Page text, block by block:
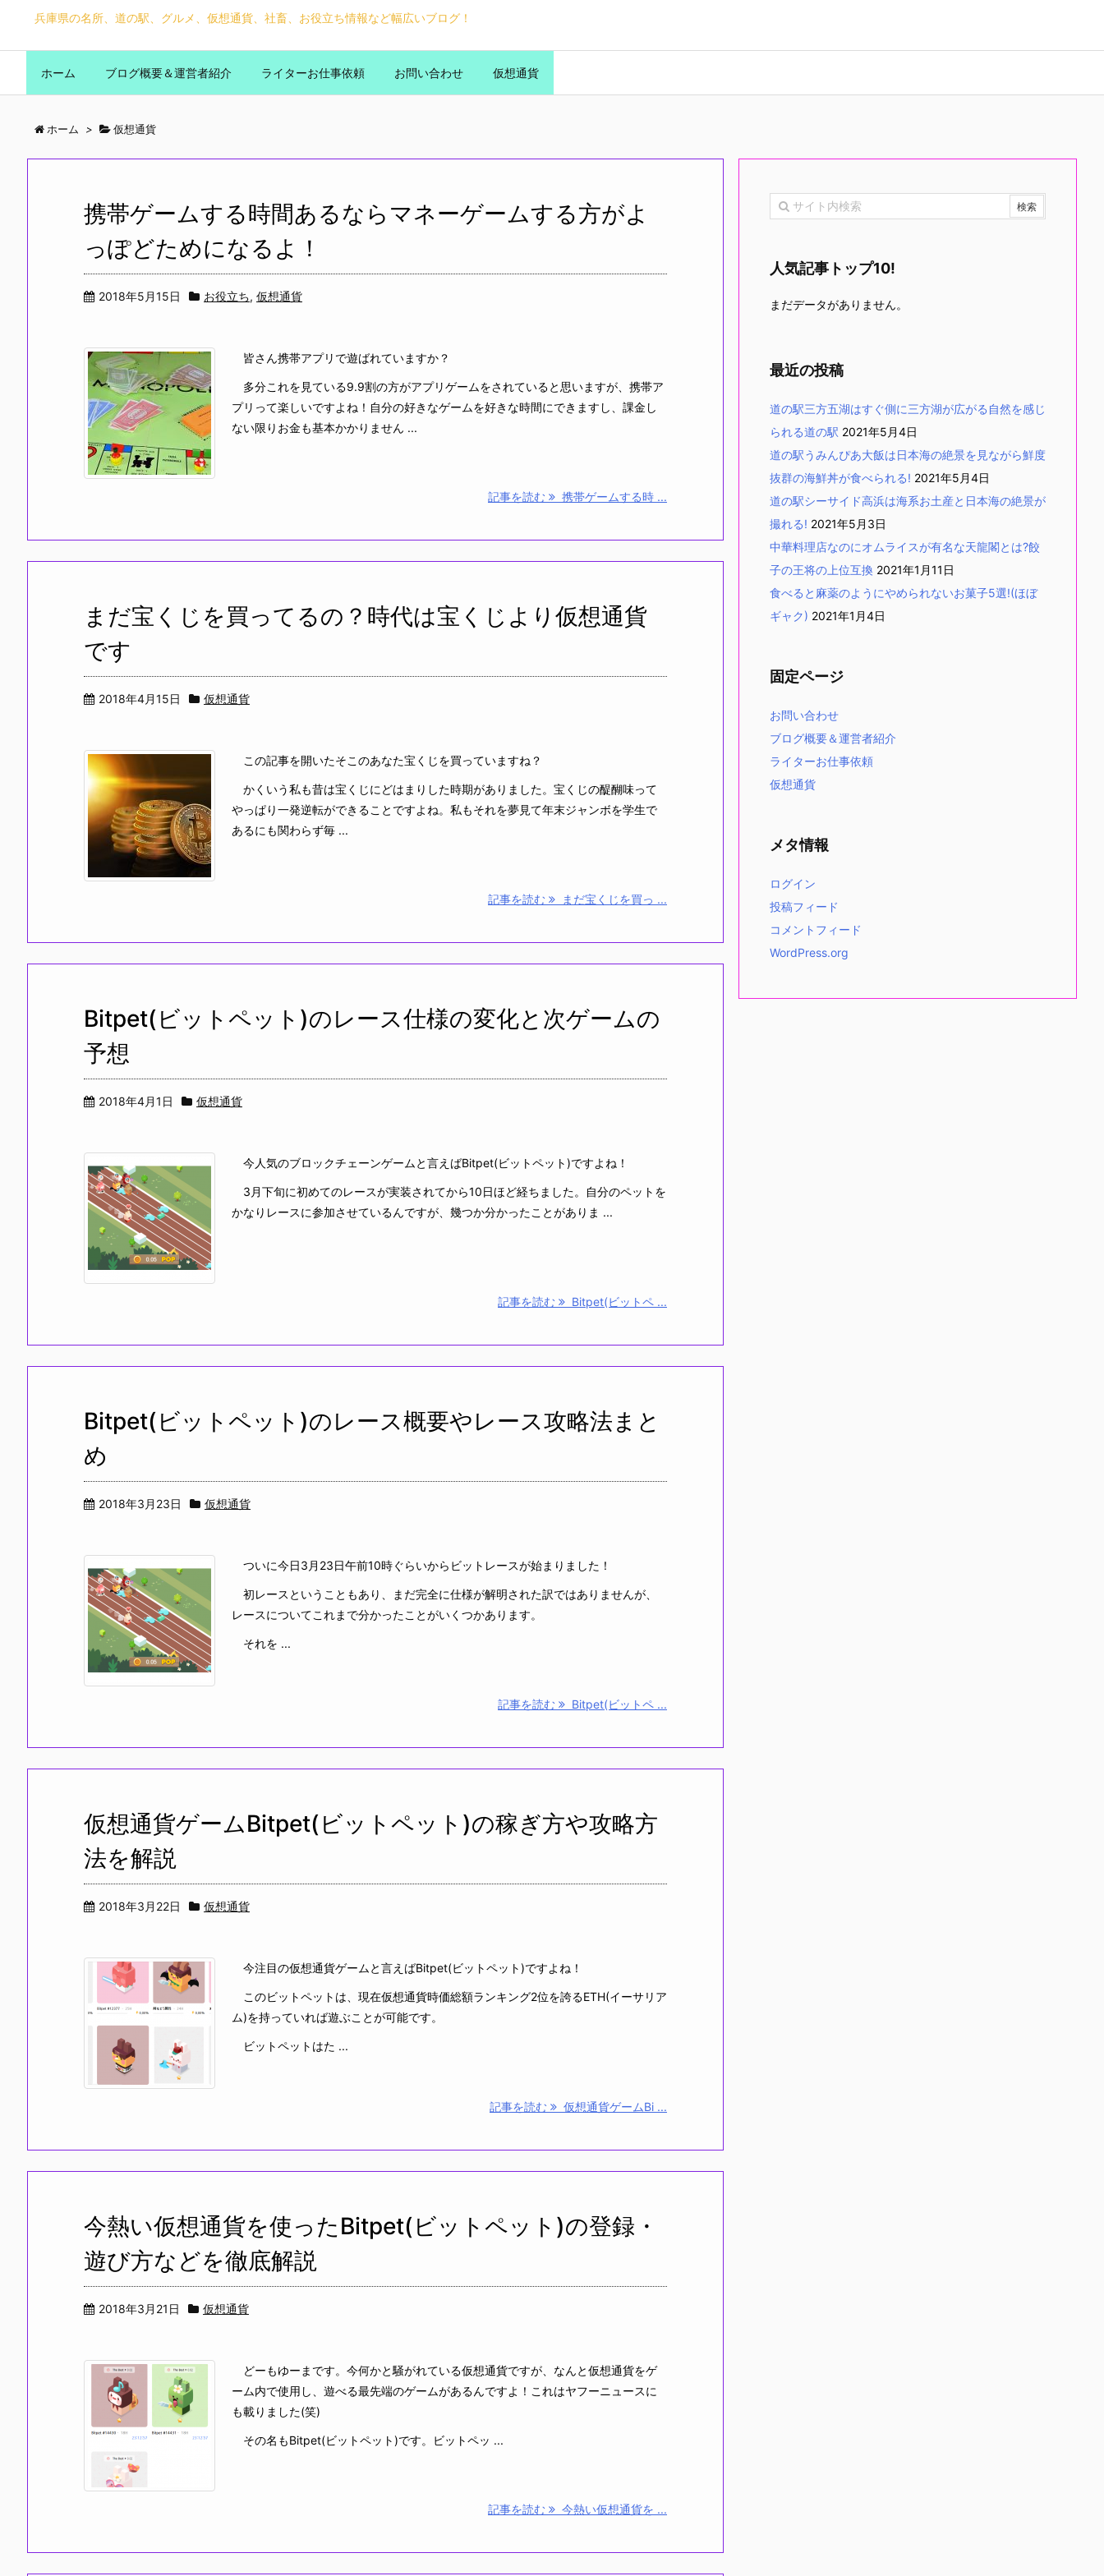
兵庫県の名所、道の駅、グルメ、仮想通貨、社畜、お役立ち情報など幅広いブログ！
ホーム ブログ概要＆運営者紹介 ライターお仕事依頼 お問い合わせ 仮想通貨
ホーム > 仮想通貨
携帯ゲームする時間あるならマネーゲームする方がよ
っぽどためになるよ！
2018年5月15日 お役立ち, 仮想通貨
皆さん携帯アプリで遊ばれていますか？
多分これを見ている9.9割の方がアプリゲームをされていると思いますが、携帯ア
プリって楽しいですよね！自分の好きなゲームを好きな時間にできますし、課金し
ない限りお金も基本かかりません ...
記事を読む 携帯ゲームする時 ...
まだ宝くじを買ってるの？時代は宝くじより仮想通貨
です
2018年4月15日 仮想通貨
この記事を開いたそこのあなた宝くじを買っていますね？
かくいう私も昔は宝くじにどはまりした時期がありました。宝くじの醍醐味って
やっぱり一発逆転ができることですよね。私もそれを夢見て年末ジャンボを学生で
あるにも関わらず毎 ...
記事を読む まだ宝くじを買っ ...
Bitpet(ビットペット)のレース仕様の変化と次ゲームの
予想
2018年4月1日 仮想通貨
今人気のブロックチェーンゲームと言えばBitpet(ビットペット)ですよね！
3月下旬に初めてのレースが実装されてから10日ほど経ちました。自分のペットを
かなりレースに参加させているんですが、幾つか分かったことがありま ...
記事を読む Bitpet(ビットペ ...
Bitpet(ビットペット)のレース概要やレース攻略法まと
め
2018年3月23日 仮想通貨
ついに今日3月23日午前10時ぐらいからビットレースが始まりました！
初レースということもあり、まだ完全に仕様が解明された訳ではありませんが、
レースについてこれまで分かったことがいくつかあります。
それを ...
記事を読む Bitpet(ビットペ ...
仮想通貨ゲームBitpet(ビットペット)の稼ぎ方や攻略方
法を解説
2018年3月22日 仮想通貨
今注目の仮想通貨ゲームと言えばBitpet(ビットペット)ですよね！
このビットペットは、現在仮想通貨時価総額ランキング2位を誇るETH(イーサリア
ム)を持っていれば遊ぶことが可能です。
ビットペットはた ...
記事を読む 仮想通貨ゲームBi ...
今熱い仮想通貨を使ったBitpet(ビットペット)の登録・
遊び方などを徹底解説
2018年3月21日 仮想通貨
どーもゆーまです。今何かと騒がれている仮想通貨ですが、なんと仮想通貨をゲ
ーム内で使用し、遊べる最先端のゲームがあるんですよ！これはヤフーニュースに
も載りました(笑)
その名もBitpet(ビットペット)です。ビットペッ ...
記事を読む 今熱い仮想通貨を ...
人気記事トップ10!
まだデータがありません。
最近の投稿
道の駅三方五湖はすぐ側に三方湖が広がる自然を感じ
られる道の駅 2021年5月4日
道の駅うみんぴあ大飯は日本海の絶景を見ながら鮮度
抜群の海鮮丼が食べられる! 2021年5月4日
道の駅シーサイド高浜は海系お土産と日本海の絶景が
撮れる! 2021年5月3日
中華料理店なのにオムライスが有名な天龍閣とは?餃
子の王将の上位互換 2021年1月11日
食べると麻薬のようにやめられないお菓子5選!(ほぼ
ギャク) 2021年1月4日
固定ページ
お問い合わせ
ブログ概要＆運営者紹介
ライターお仕事依頼
仮想通貨
メタ情報
ログイン
投稿フィード
コメントフィード
WordPress.org